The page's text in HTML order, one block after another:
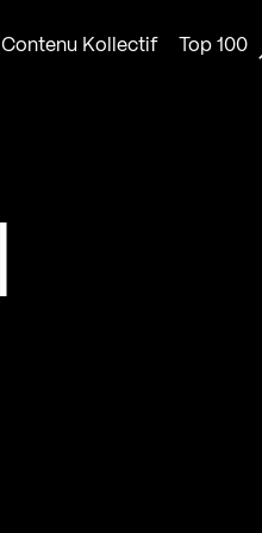
Contenu Kollectif Top 100